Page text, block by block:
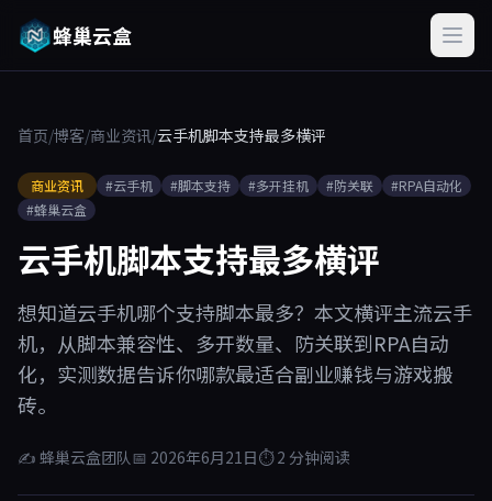
蜂巢云盒
首页/博客/商业资讯/云手机脚本支持最多横评
商业资讯 #云手机 #脚本支持 #多开挂机 #防关联
#RPA自动化
#蜂巢云盒
云手机脚本支持最多横评
想知道云手机哪个支持脚本最多？本文横评主流云手
机，从脚本兼容性、多开数量、防关联到RPA自动
化，实测数据告诉你哪款最适合副业赚钱与游戏搬
砖。
✍ 蜂巢云盒团队📅 2026年6月21日⏱ 2 分钟阅读